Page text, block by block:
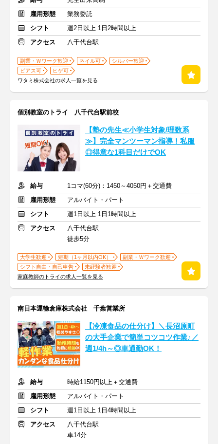
雇用形態
業務委託
シフト
週2日以上 1日2時間以上
アクセス
八千代台駅
副業・Ｗワーク歓迎 ネイル可
シルバー歓迎
ピアス可
ヒゲ可
ワタミ株式会社の求人一覧を見る
個別教室のトライ 八千代台駅前校
【塾の先生≪小学生対象/理数系
≫】完全マンツーマン指導！私服
◎得意な1科目だけでOK
給与
1コマ(60分)：1450～4050円＋交通費
雇用形態
アルバイト・パート
シフト
週1日以上 1日1時間以上
アクセス
八千代台駅
徒歩5分
大学生歓迎 短期（1ヶ月以内OK）
副業・Ｗワーク歓迎
シフト自由・自己申告
未経験者歓迎
家庭教師のトライの求人一覧を見る
南日本運輸倉庫株式会社 千葉営業所
【冷凍食品の仕分け】＼長沼原町
の大手企業で簡単コツコツ作業♪／
週1/4h～◎車通勤OK！
給与
時給1150円以上＋交通費
雇用形態
アルバイト・パート
シフト
週1日以上 1日4時間以上
アクセス
八千代台駅
車14分